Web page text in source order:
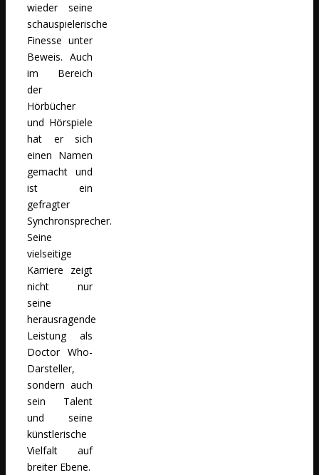
wieder seine
schauspielerische
Finesse unter
Beweis. Auch
im Bereich
der
Hörbücher
und Hörspiele
hat er sich
einen Namen
gemacht und
ist ein
gefragter
Synchronsprecher.
Seine
vielseitige
Karriere zeigt
nicht nur
seine
herausragende
Leistung als
Doctor Who-
Darsteller,
sondern auch
sein Talent
und seine
künstlerische
Vielfalt auf
breiter Ebene.